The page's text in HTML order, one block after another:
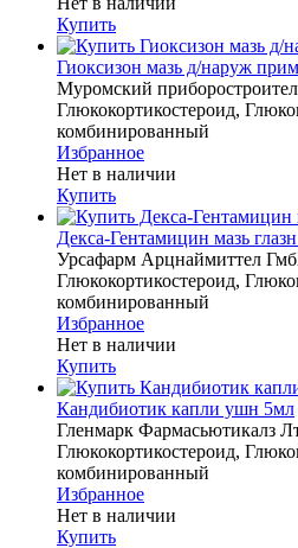
Купить
Гиоксизон мазь д/наруж
Муромский
Глюкокортикостероид,
комбинированный
Избранное
Нет в наличии
Купить
Декса-Гентамицин мазь
Урсафарм Арцнаймиттел
Глюкокортикостероид,
комбинированный
Избранное
Нет в наличии
Купить
Кандибиотик капли ушн 5мл
Гленмарк Фармасьютикалз
Глюкокортикостероид,
комбинированный
Избранное
Нет в наличии
Купить